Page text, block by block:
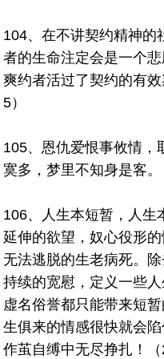
104、在不讲契约精神的
者的生命注定会是一个
爽约者活过了契约的有
5）
105、恩仇爱恨事攸情，
寞多，梦里不知身是客。
106、人生本短暂，人生
延伸的欲望，奴心役形
无法逃脱的生老病死。
持续的宽慰，定义一些
虚名俗誉都只能带来短
生俱来的情感很快就会
作茧自缚中无尽挣扎！（